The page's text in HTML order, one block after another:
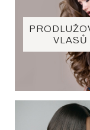
VLASŮ